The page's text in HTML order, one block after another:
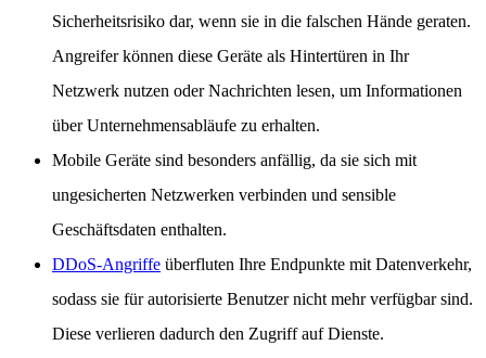
Sicherheitsrisiko dar, wenn sie in die falschen Hände geraten.
Angreifer können diese Geräte als Hintertüren in Ihr
Netzwerk nutzen oder Nachrichten lesen, um Informationen
über Unternehmensabläufe zu erhalten.
Mobile Geräte sind besonders anfällig, da sie sich mit
ungesicherten Netzwerken verbinden und sensible
Geschäftsdaten enthalten.
DDoS-Angriffe überfluten Ihre Endpunkte mit Datenverkehr,
sodass sie für autorisierte Benutzer nicht mehr verfügbar sind.
Diese verlieren dadurch den Zugriff auf Dienste.